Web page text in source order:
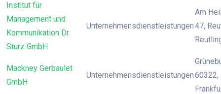
Institut für
Management und
Kommunikation Dr.
Sturz GmbH
Unternehmensdienstleistungen
Am
47,
Mackney Gerbaulet
GmbH
Unternehmensdienstleistungen60322,